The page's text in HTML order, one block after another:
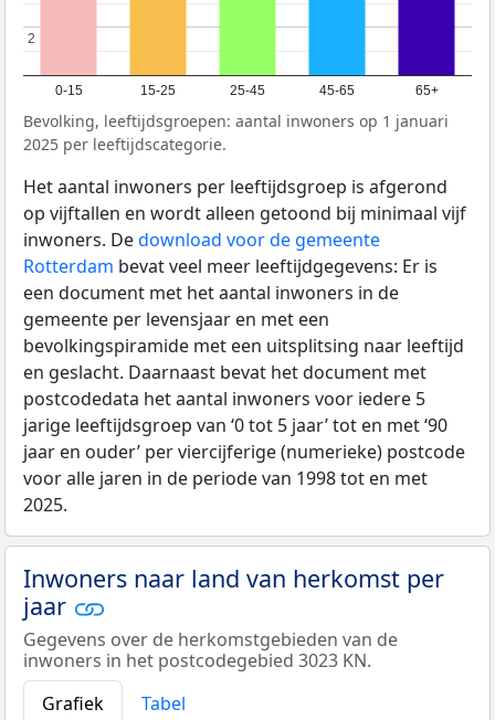
0-15 15-25 25-45 45-65 65+
2
2
Bevolking, leeftijdsgroepen: aantal inwoners op 1 januari
2025 per leeftijdscategorie.
Het aantal inwoners per leeftijdsgroep is afgerond
op vijftallen en wordt alleen getoond bij minimaal vijf
inwoners. Dedownload voor de gemeente
Rotterdam bevat veel meer leeftijdgegevens: Er is
een document met het aantal inwoners in de
gemeente per levensjaar en met een
bevolkingspiramide met een uitsplitsing naar leeftijd
en geslacht. Daarnaast bevat het document met
postcodedata het aantal inwoners voor iedere 5
jarige leeftijdsgroep van ‘0 tot 5 jaar’ tot en met ‘90
jaar en ouder’ per viercijferige (numerieke) postcode
voor alle jaren in de periode van 1998 tot en met
2025.
Inwoners naar land van herkomst per
jaar
Gegevens over de herkomstgebieden van de
inwoners in het postcodegebied 3023 KN.
Grafiek
Tabel